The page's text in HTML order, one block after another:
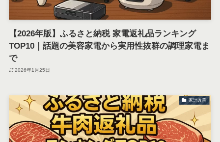
【2026年版】ふるさと納税 家電返礼品ランキング
TOP10｜話題の美容家電から実用性抜群の調理家電ま
で
2026年1月25日
家計改善